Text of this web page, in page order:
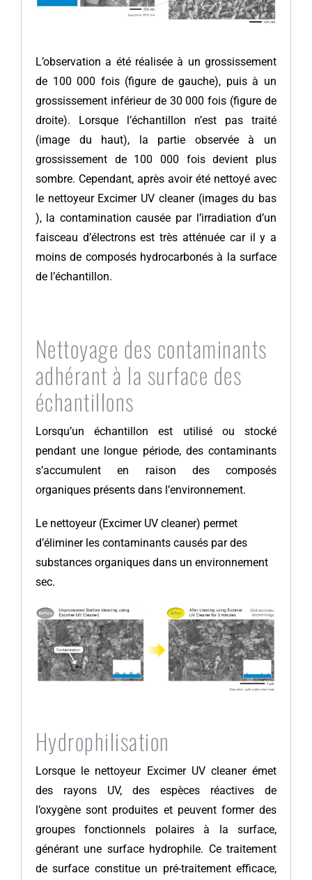
L’observation a été réalisée à un grossissement
de 100 000 fois (figure de gauche), puis à un
grossissement inférieur de 30 000 fois (figure de
droite). Lorsque l’échantillon n’est pas traité
(image du haut), la partie observée à un
grossissement de 100 000 fois devient plus
sombre. Cependant, après avoir été nettoyé avec
le nettoyeur Excimer UV cleaner (images du bas
), la contamination causée par l’irradiation d’un
faisceau d’électrons est très atténuée car il y a
moins de composés hydrocarbonés à la surface
de l’échantillon.
Nettoyage des contaminants
adhérant à la surface des
échantillons
Lorsqu’un échantillon est utilisé ou stocké
pendant une longue période, des contaminants
s’accumulent en raison des composés
organiques présents dans l’environnement.
Le nettoyeur (Excimer UV cleaner) permet
d’éliminer les contaminants causés par des
substances organiques dans un environnement
sec.
Hydrophilisation
Lorsque le nettoyeur Excimer UV cleaner émet
des rayons UV, des espèces réactives de
l’oxygène sont produites et peuvent former des
groupes fonctionnels polaires à la surface,
générant une surface hydrophile. Ce traitement
de surface constitue un pré-traitement efficace,